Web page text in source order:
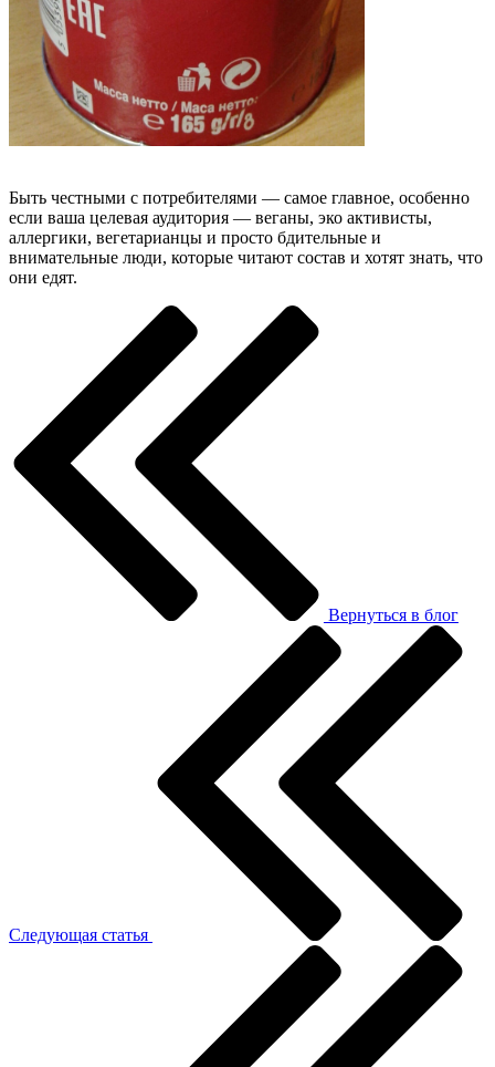
Быть честными с потребителями — самое главное, особенно
если ваша целевая аудитория — веганы, эко активисты,
аллергики, вегетарианцы и просто бдительные и
внимательные люди, которые читают состав и хотят знать, что
они едят.
Вернуться в блог
Следующая статья